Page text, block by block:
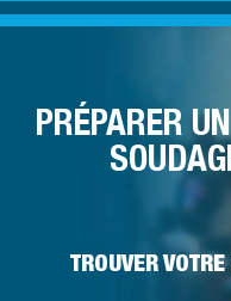
PRÉPARER
TROUVER